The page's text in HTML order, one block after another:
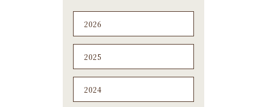
2026
2025
2024